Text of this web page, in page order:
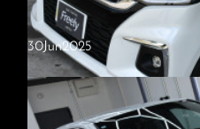
スズキ・ソリオ
30Jun2025